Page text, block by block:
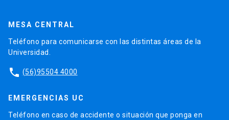
MESA CENTRAL
Teléfono para comunicarse con las distintas áreas de la
Universidad.
phone (56)95504 4000
EMERGENCIAS UC
Teléfono en caso de accidente o situación que ponga en